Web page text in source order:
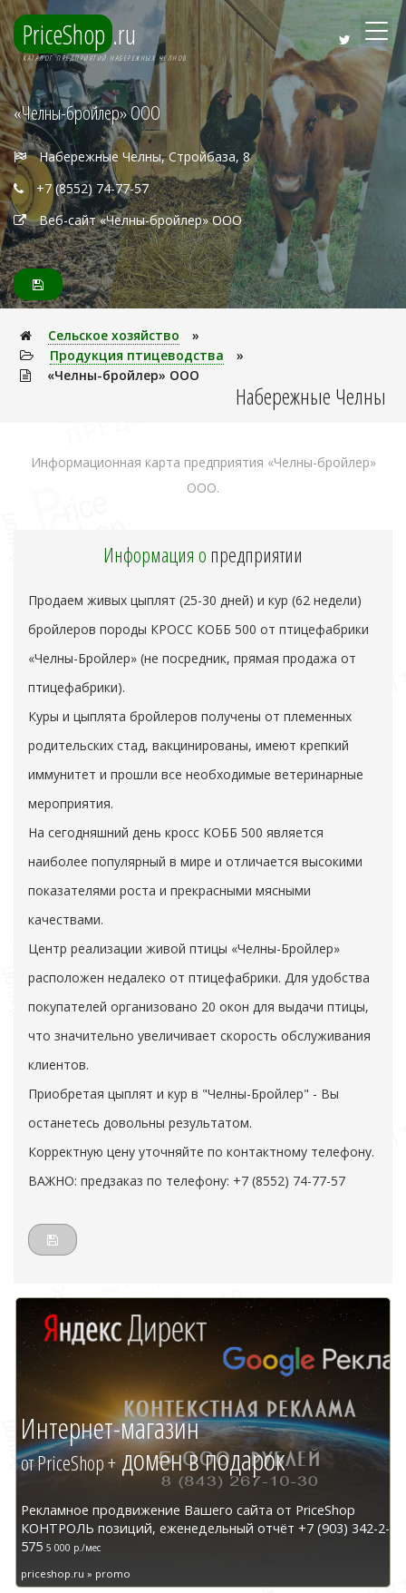
PriceShop .ru
КАТАЛОГ ПРЕДПРИЯТИЙ НАБЕРЕЖНЫХ ЧЕЛНОВ
«Челны-бройлер» ООО
Набережные Челны, Стройбаза, 8
+7 (8552) 74-77-57
Веб-сайт «Челны-бройлер» ООО
Сельское хозяйство
»
Продукция птицеводства
»
«Челны-бройлер» ООО
Набережные Челны
Информационная карта предприятия «Челны-бройлер»
ООО.
Информация опредприятии
Продаем живых цыплят (25-30 дней) и кур (62 недели)
бройлеров породы КРОСС КОББ 500 от птицефабрики
«Челны-Бройлер» (не посредник, прямая продажа от
птицефабрики).
Куры и цыплята бройлеров получены от племенных
родительских стад, вакцинированы, имеют крепкий
иммунитет и прошли все необходимые ветеринарные
мероприятия.
На сегодняшний день кросс КОББ 500 является
наиболее популярный в мире и отличается высокими
показателями роста и прекрасными мясными
качествами.
Центр реализации живой птицы «Челны-Бройлер»
расположен недалеко от птицефабрики. Для удобства
покупателей организовано 20 окон для выдачи птицы,
что значительно увеличивает скорость обслуживания
клиентов.
Приобретая цыплят и кур в "Челны-Бройлер" - Вы
останетесь довольны результатом.
Корректную цену уточняйте по контактному телефону.
ВАЖНО: предзаказ по телефону: +7 (8552) 74-77-57
Интернет-магазин
от PriceShop +домен в подарок
Рекламное продвижение Вашего сайта от PriceShop
КОНТРОЛЬ позиций, еженедельный отчёт +7 (903) 342-2-
575 5 000 р./мес
priceshop.ru » promo